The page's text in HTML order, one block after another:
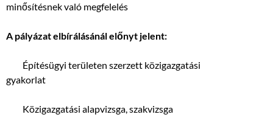
minősítésnek való megfelelés
A pályázat elbírálásánál előnyt jelent:
 Építésügyi területen szerzett közigazgatási
gyakorlat
 Közigazgatási alapvizsga, szakvizsga